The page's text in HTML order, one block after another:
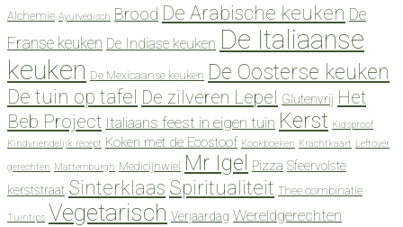
Alchemie Ayurvedisch Brood De Arabische keuken De
Franse keuken De Indiase keuken De Italiaanse
keuken De Mexicaanse keuken De Oosterse keuken
De tuin op tafel De zilveren Lepel Glutenvrij Het
Beb Project Italiaans feest in eigen tuin Kerst Kidsproof
Kindvriendelijk recept Koken met de Ecostoof Kookboeken Krachtkaart Leftover
gerechten Mattemburgh Medicijnwiel Mr Igel Pizza Sfeervolste
kerststraat Sinterklaas Spiritualiteit Thee combinatie
Tuintips Vegetarisch Verjaardag Wereldgerechten